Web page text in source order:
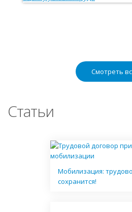
Смотреть
Статьи
Мобилизация:
сохранится!